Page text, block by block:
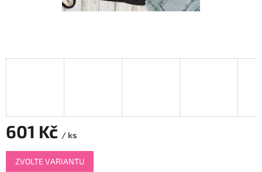
601 Kč / ks
Měrná
cena:
ZVOLTE VARIANTU